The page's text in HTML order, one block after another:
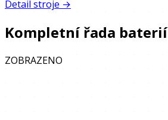
Detail stroje →
Kompletní řada baterií
ZOBRAZENO